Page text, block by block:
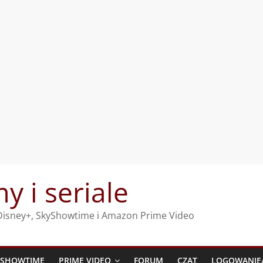
i seriale
SkyShowtime i Amazon Prime Video
PRIME VIDEO FORUM CZAT